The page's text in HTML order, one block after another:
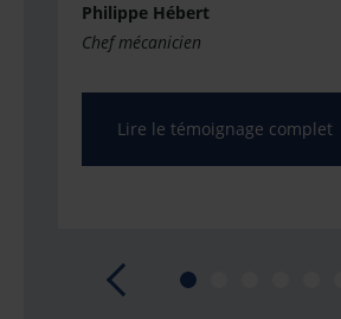
Philippe Hébert
Chef mécanicien
Lire le témoignage complet